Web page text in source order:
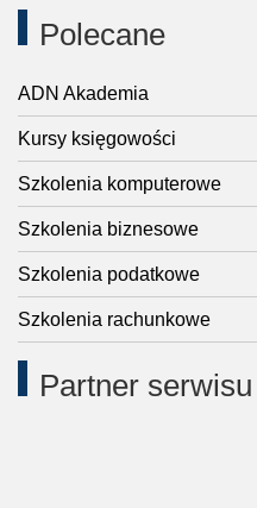
Polecane
ADN Akademia
Kursy księgowości
Szkolenia komputerowe
Szkolenia biznesowe
Szkolenia podatkowe
Szkolenia rachunkowe
Partner serwisu